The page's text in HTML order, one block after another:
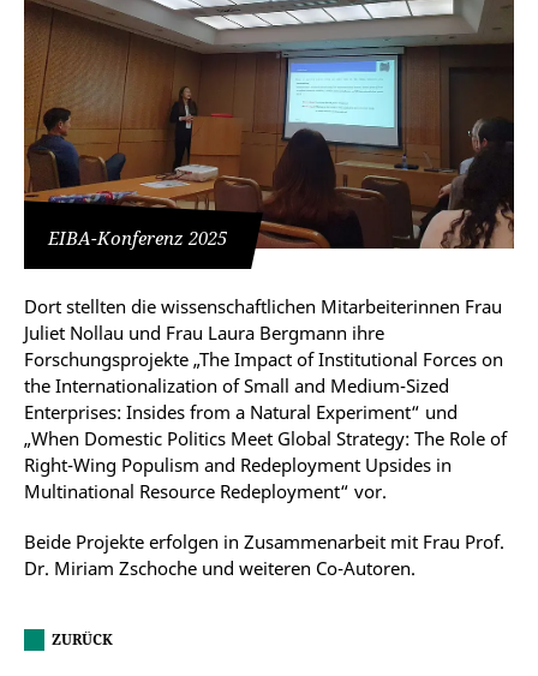
EIBA-Konferenz 2025
Dort stellten die wissenschaftlichen Mitarbeiterinnen Frau
Juliet Nollau und Frau Laura Bergmann ihre
Forschungsprojekte „The Impact of Institutional Forces on
the Internationalization of Small and Medium-Sized
Enterprises: Insides from a Natural Experiment“ und
„When Domestic Politics Meet Global Strategy: The Role of
Right-Wing Populism and Redeployment Upsides in
Multinational Resource Redeployment“ vor.
Beide Projekte erfolgen in Zusammenarbeit mit Frau Prof.
Dr. Miriam Zschoche und weiteren Co-Autoren.
ZURÜCK